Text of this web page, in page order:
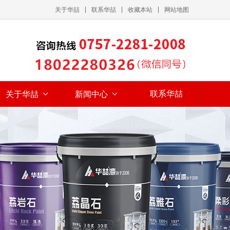
关于华喆 联系华喆 收藏本站 网站地图
关于华喆 新闻中心 联系华喆